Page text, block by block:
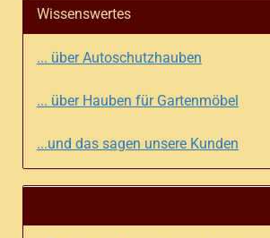
Wissenswertes
... über Autoschutzhauben
... über Hauben für Gartenmöbel
...und das sagen unsere Kunden